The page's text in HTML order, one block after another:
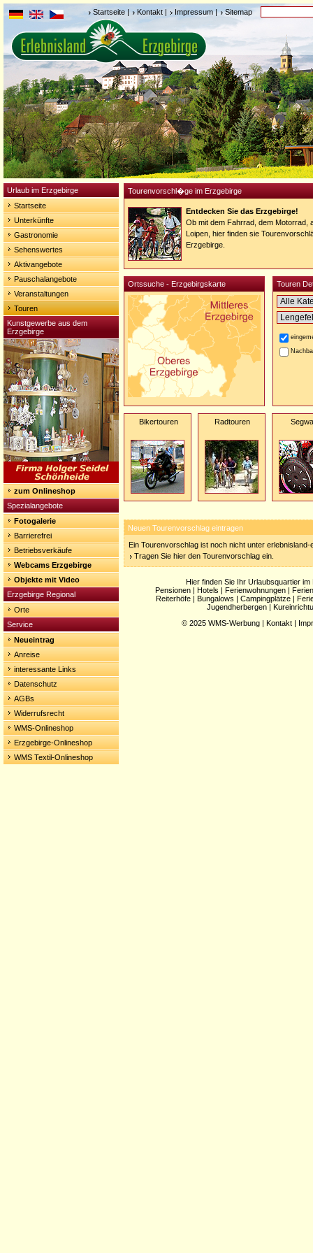
Startseite | Kontakt | Impressum| Sitemap
Urlaub im Erzgebirge
Startseite
Unterkünfte
Gastronomie
Sehenswertes
Aktivangebote
Pauschalangebote
Veranstaltungen
Touren
Kunstgewerbe aus dem
Erzgebirge
zum Onlineshop
Spezialangebote
Fotogalerie
Barrierefrei
Betriebsverkäufe
Webcams Erzgebirge
Objekte mit Video
Erzgebirge Regional
Orte
Service
Neueintrag
Anreise
interessante Links
Datenschutz
AGBs
Widerrufsrecht
WMS-Onlineshop
Erzgebirge-Onlineshop
WMS Textil-Onlineshop
Tourenvorschl�ge im Erzgebirge
Entdecken Sie das Erzgebirge!
Ob mit dem Fahrrad, dem Motorrad,
Loipen, hier finden sie
Erzgebirge.
Ortssuche - Erzgebirgskarte Touren
Bikertouren Radtouren
Neuen Tourenvorschlag eintragen
Ein Tourenvorschlag ist noch nicht unter
Tragen Sie hier den Tourenvorschlag ein.
Hier finden Sie Ihr Urlaubsquartier im
Pensionen| Hotels | Ferienwohnungen|
Reiterhöfe | Bungalows | Campingplätze |
Jugendherbergen |
© 2025 WMS-Werbung | Kontakt |